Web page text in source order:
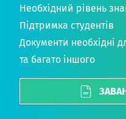
Необхідний рівень
Підтримка студентів
Документи необхідні
та багато іншого